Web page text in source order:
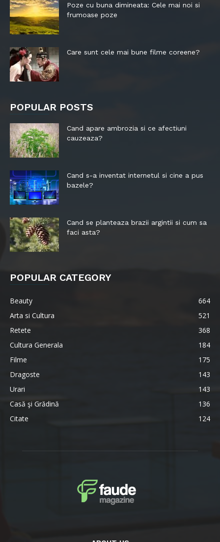
Poze cu buna dimineata: Cele mai noi si
frumoase poze
Care sunt cele mai bune filme coreene?
POPULAR POSTS
Cand apare ambrozia si ce afectiuni
cauzeaza?
Cand s-a inventat internetul si cine a pus
bazele?
Cand se planteaza brazii argintii si cum sa
faci asta?
POPULAR CATEGORY
Beauty
664
Arta si Cultura
521
Retete
368
Cultura Generala
184
Filme
175
Dragoste
143
Urari
143
Casă şi Grădină
136
Citate
124